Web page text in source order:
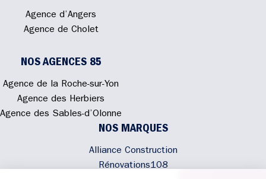
Agence d’Angers
Agence de Cholet
NOS AGENCES 85
Agence de la Roche-sur-Yon
Agence des Herbiers
Agence des Sables-d’Olonne
NOS MARQUES
Alliance Construction
Rénovations108